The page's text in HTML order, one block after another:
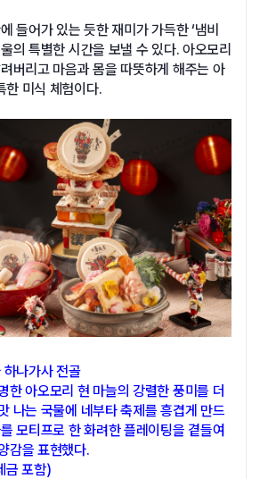
들어가 있는 듯한 재미가 가득한 ‘냄비
의 특별한 시간을 보낼 수 있다. 아오모리
버리고 마음과 몸을 따뜻하게 해주는 아
한 미식 체험이다.
하나가사 전골
한 아오모리 현 마늘의 강렬한 풍미를 더
나는 국물에 네부타 축제를 흥겹게 만드
모티프로 한 화려한 플레이팅을 곁들여
감을 표현했다.
금 포함)